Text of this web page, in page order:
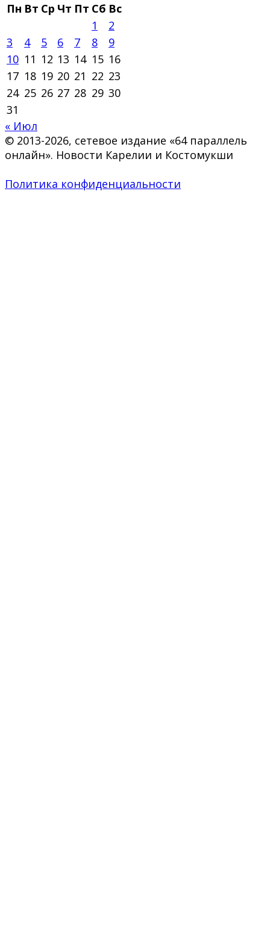
Пн Вт Ср Чт Пт Сб Вс
1
2
3
4 5 6 7 8
9
10 11 12 13 14 15 16
17 18 19 20 21 22 23
24 25 26 27 28 29 30
31
« Июл
© 2013-2026, сетевое издание «64 параллель
онлайн». Новости Карелии и Костомукши
Политика конфиденциальности